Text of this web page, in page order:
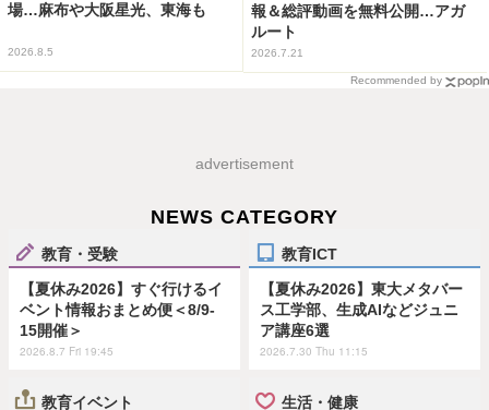
場…麻布や大阪星光、東海も
2026.8.5
報＆総評動画を無料公開…アガ
ルート
2026.7.21
Recommended by
advertisement
NEWS CATEGORY
教育・受験
【夏休み2026】すぐ行けるイ
ベント情報おまとめ便＜8/9-
15開催＞
2026.8.7 Fri 19:45
教育ICT
【夏休み2026】東大メタバー
ス工学部、生成AIなどジュニ
ア講座6選
2026.7.30 Thu 11:15
教育イベント 生活・健康